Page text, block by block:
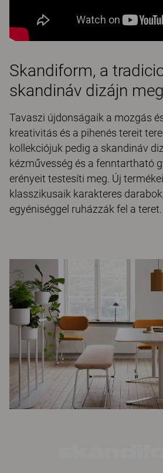
Skandiform, a
skandináv dizájn
Tavaszi újdonságaik a mozgás
kreativitás és a pihenés tereit
kollekciójuk pedig a skandináv
kézművesség és a fenntartható
erényeit testesíti meg. Új
klasszikusaik karakteres
egyéniséggel ruházzák fel a teret.